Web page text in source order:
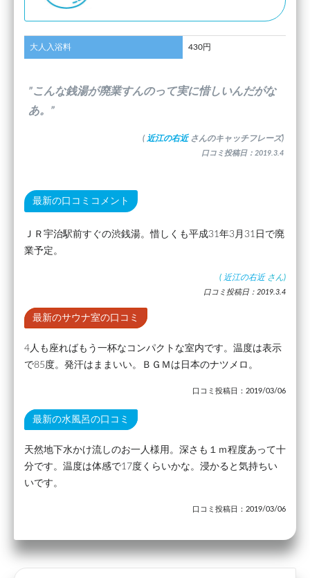
大人入浴料 430円
”こんな銭湯が廃業すんのって実に惜しいんだがな
あ。”
( 近江の右近 さんのキャッチフレーズ)
口コミ投稿日：2019.3.4
最新の口コミコメント
ＪＲ宇治駅前すぐの渋銭湯。惜しくも平成31年3月31日で廃
業予定。
( 近江の右近 さん)
口コミ投稿日：2019.3.4
最新のサウナ室の口コミ
4人も座ればもう一杯なコンパクトな室内です。温度は表示
で85度。発汗はままいい。ＢＧＭは日本のナツメロ。
口コミ投稿日：2019/03/06
最新の水風呂の口コミ
天然地下水かけ流しのお一人様用。深さも１ｍ程度あって十
分です。温度は体感で17度くらいかな。浸かると気持ちい
いです。
口コミ投稿日：2019/03/06